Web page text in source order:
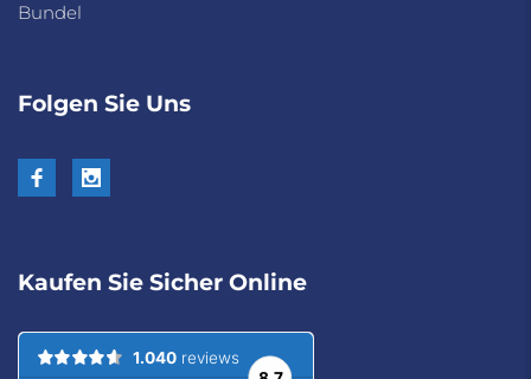
Bundel
Folgen Sie Uns
Kaufen Sie Sicher Online